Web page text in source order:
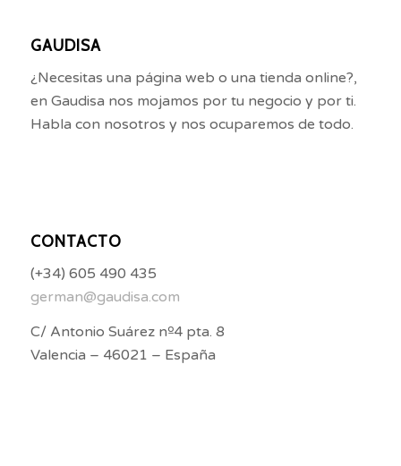
GAUDISA
¿Necesitas una página web o una tienda online?,
en Gaudisa nos mojamos por tu negocio y por ti.
Habla con nosotros y nos ocuparemos de todo.
CONTACTO
(+34) 605 490 435
german@gaudisa.com
C/ Antonio Suárez nº4 pta. 8
Valencia – 46021 – España